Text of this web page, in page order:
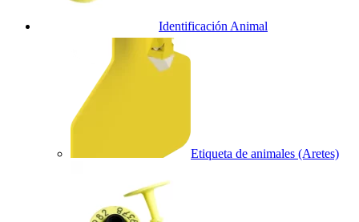
Identificación Animal
Etiqueta de animales (Aretes)